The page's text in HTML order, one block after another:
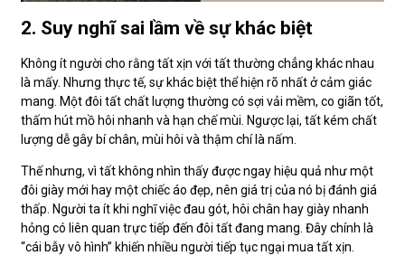
2. Suy nghĩ sai lầm về sự khác biệt
Không ít người cho rằng tất xịn với tất thường chẳng khác nhau
là mấy. Nhưng thực tế, sự khác biệt thể hiện rõ nhất ở cảm giác
mang. Một đôi tất chất lượng thường có sợi vải mềm, co giãn tốt,
thấm hút mồ hôi nhanh và hạn chế mùi. Ngược lại, tất kém chất
lượng dễ gây bí chân, mùi hôi và thậm chí là nấm.
Thế nhưng, vì tất không nhìn thấy được ngay hiệu quả như một
đôi giày mới hay một chiếc áo đẹp, nên giá trị của nó bị đánh giá
thấp. Người ta ít khi nghĩ việc đau gót, hôi chân hay giày nhanh
hỏng có liên quan trực tiếp đến đôi tất đang mang. Đây chính là
“cái bẫy vô hình” khiến nhiều người tiếp tục ngại mua tất xịn.